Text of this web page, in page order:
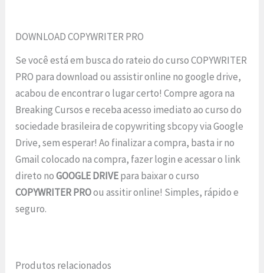
DOWNLOAD COPYWRITER PRO
Se você está em busca do rateio do curso COPYWRITER
PRO para download ou assistir online no google drive,
acabou de encontrar o lugar certo! Compre agora na
Breaking Cursos e receba acesso imediato ao curso do
sociedade brasileira de copywriting sbcopy via Google
Drive, sem esperar! Ao finalizar a compra, basta ir no
Gmail colocado na compra, fazer login e acessar o link
direto noGOOGLE DRIVEpara baixar o curso
COPYWRITER PROou assitir online! Simples, rápido e
seguro.
Produtos relacionados